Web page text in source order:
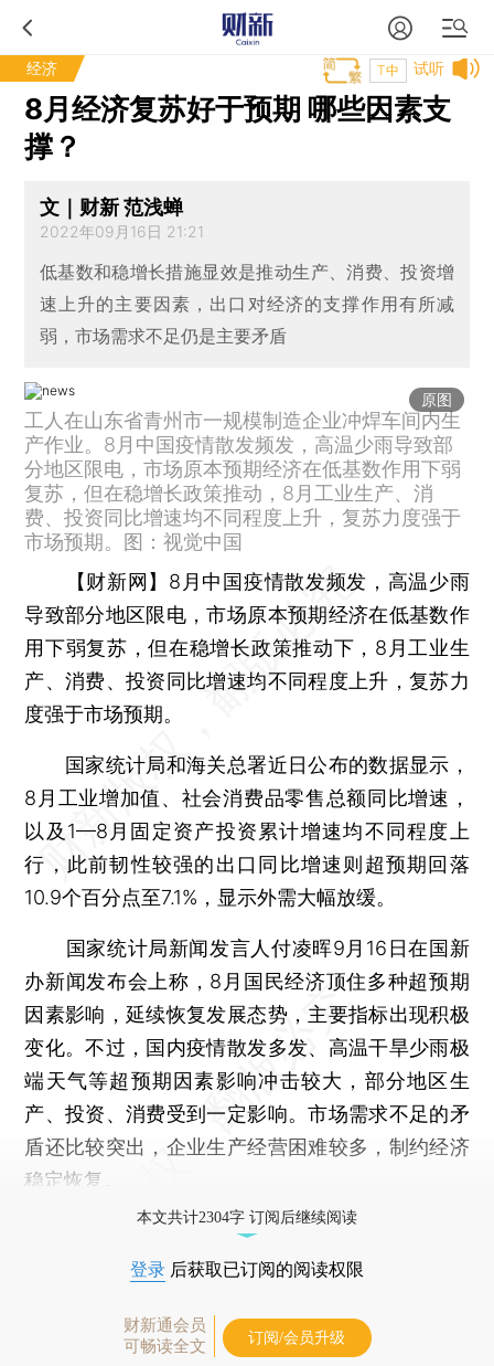
经济 试听
T中
8月经济复苏好于预期 哪些因素支
撑？
文｜财新 范浅蝉
2022年09月16日 21:21
低基数和稳增长措施显效是推动生产、消费、投资增
速上升的主要因素，出口对经济的支撑作用有所减
弱，市场需求不足仍是主要矛盾
原图
工人在山东省青州市一规模制造企业冲焊车间内生
产作业。8月中国疫情散发频发，高温少雨导致部
分地区限电，市场原本预期经济在低基数作用下弱
复苏，但在稳增长政策推动，8月工业生产、消
费、投资同比增速均不同程度上升，复苏力度强于
市场预期。图：视觉中国
【财新网】 8月中国疫情散发频发，高温少雨
导致部分地区限电，市场原本预期经济在低基数作
用下弱复苏，但在稳增长政策推动下，8月工业生
产、消费、投资同比增速均不同程度上升，复苏力
度强于市场预期。
国家统计局和海关总署近日公布的数据显示，
8月工业增加值、社会消费品零售总额同比增速，
以及1—8月固定资产投资累计增速均不同程度上
行，此前韧性较强的出口同比增速则超预期回落
10.9个百分点至7.1%，显示外需大幅放缓。
国家统计局新闻发言人付凌晖9月16日在国新
办新闻发布会上称，8月国民经济顶住多种超预期
因素影响，延续恢复发展态势，主要指标出现积极
变化。不过，国内疫情散发多发、高温干旱少雨极
端天气等超预期因素影响冲击较大，部分地区生
产、投资、消费受到一定影响。市场需求不足的矛
盾还比较突出，企业生产经营困难较多，制约经济
稳定恢复。
本文共计2304字 订阅后继续阅读
登录 后获取已订阅的阅读权限
财新通会员
可畅读全文
订阅/会员升级